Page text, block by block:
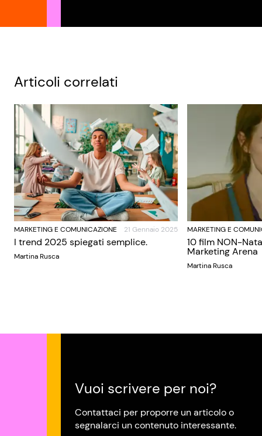
Articoli correlati
MARKETING E COMUNICAZIONE 21 Gennaio 2025
I trend 2025 spiegati semplice.
Martina Rusca
MARKETING E
10 film NON-
Marketing Arena
Martina Rusca
Vuoi scrivere per noi?
Contattaci per proporre un articolo o
segnalarci un contenuto interessante.